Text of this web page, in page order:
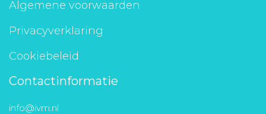
Algemene voorwaarden
Privacyverklaring
Cookiebeleid
Contactinformatie
info@ivm.nl